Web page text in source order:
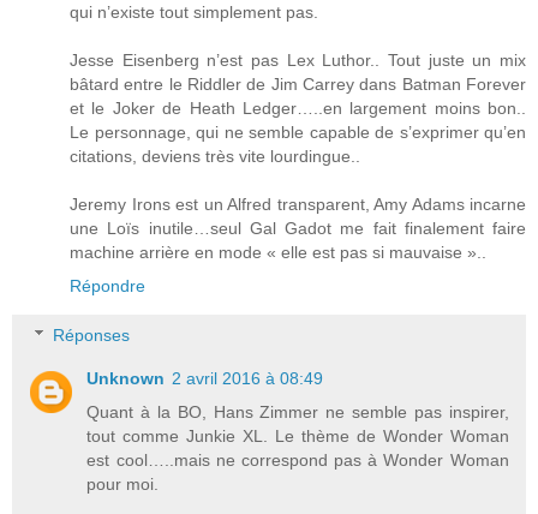
qui n’existe tout simplement pas.
Jesse Eisenberg n’est pas Lex Luthor.. Tout juste un mix
bâtard entre le Riddler de Jim Carrey dans Batman Forever
et le Joker de Heath Ledger…..en largement moins bon..
Le personnage, qui ne semble capable de s’exprimer qu’en
citations, deviens très vite lourdingue..
Jeremy Irons est un Alfred transparent, Amy Adams incarne
une Loïs inutile…seul Gal Gadot me fait finalement faire
machine arrière en mode « elle est pas si mauvaise »..
Répondre
Réponses
Unknown 2 avril 2016 à 08:49
Quant à la BO, Hans Zimmer ne semble pas inspirer,
tout comme Junkie XL. Le thème de Wonder Woman
est cool…..mais ne correspond pas à Wonder Woman
pour moi.